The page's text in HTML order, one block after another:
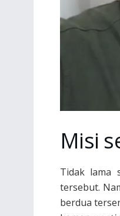
Misi
Tidak lama
tersebut.
berdua